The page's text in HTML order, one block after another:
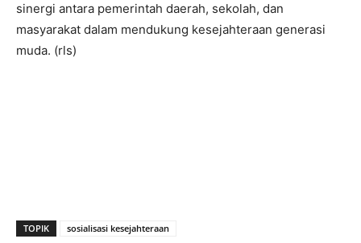
sinergi antara pemerintah daerah, sekolah, dan
masyarakat dalam mendukung kesejahteraan generasi
muda. (rls)
TOPIK sosialisasi kesejahteraan